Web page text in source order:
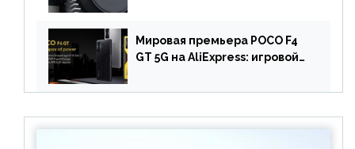
Мировая премьера POCO F4
GT 5G на AliExpress: игровой
Snapdragon 8 Gen 1 по